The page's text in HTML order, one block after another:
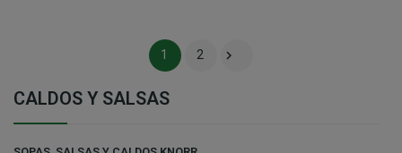
CALDOS Y SALSAS
1 2 